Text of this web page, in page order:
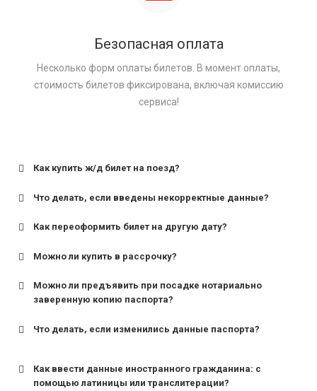
Безопасная оплата
Несколько форм оплаты билетов. В момент оплаты,
стоимость билетов фиксирована, включая комиссию
сервиса!
Как купить ж/д билет на поезд?
Что делать, если введены некорректные данные?
Как переоформить билет на другую дату?
Можно ли купить в рассрочку?
Можно ли предъявить при посадке нотариально
заверенную копию паспорта?
Что делать, если изменились данные паспорта?
Как ввести данные иностранного гражданина: с
помощью латиницы или транслитерации?